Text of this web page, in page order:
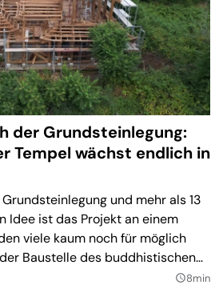
der Grundsteinlegung:
Tempel wächst endlich in
und mehr als 13
Idee ist das Projekt an einem
viele kaum noch für möglich
Baustelle des buddhistischen
Viện in Taucha wurde am
query_builder8min